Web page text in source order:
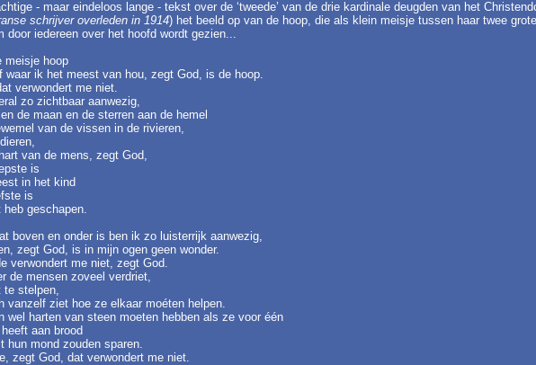
- maar eindeloos lange - tekst over de ‘tweede’ van de drie kardinale deugden van het
schrijver overleden in 1914) het beeld op van de hoop, die als klein meisje tussen haar twee
door iedereen over het hoofd wordt gezien...
meisje hoop
waar ik het meest van hou, zegt God, is de hoop.
verwondert me niet.
zo zichtbaar aanwezig,
de maan en de sterren aan de hemel
van de vissen in de rivieren,
van de mens, zegt God,
is
in het kind
is
geschapen.
boven en onder is ben ik zo luisterrijk aanwezig,
zegt God, is in mijn ogen geen wonder.
verwondert me niet, zegt God.
de mensen zoveel verdriet,
stelpen,
vanzelf ziet hoe ze elkaar moéten helpen.
wel harten van steen moeten hebben als ze voor één
aan brood
hun mond zouden sparen.
zegt God, dat verwondert me niet.